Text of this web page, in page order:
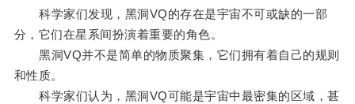
科学家们发现，黑洞VQ的存在是宇宙不可或缺的一部
分，它们在星系间扮演着重要的角色。
黑洞VQ并不是简单的物质聚集，它们拥有着自己的规则
和性质。
科学家们认为，黑洞VQ可能是宇宙中最密集的区域，甚